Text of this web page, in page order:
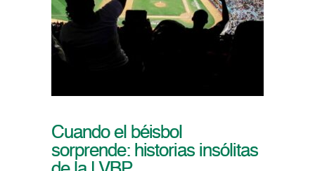
Cuando el béisbol
sorprende: historias insólitas